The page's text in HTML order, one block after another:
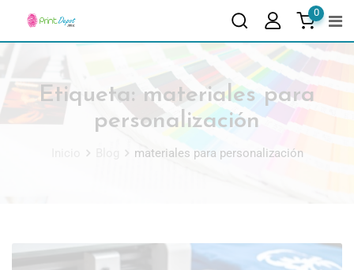
0
Etiqueta: materiales para
personalización
materiales para personalización